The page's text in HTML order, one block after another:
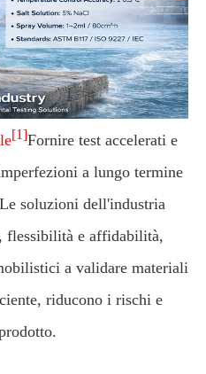
[1]Fornire test accelerati e
a lungo termine
soluzioni dell'industria
flessibilità e affidabilità,
a validare materiali
riducono i rischi e